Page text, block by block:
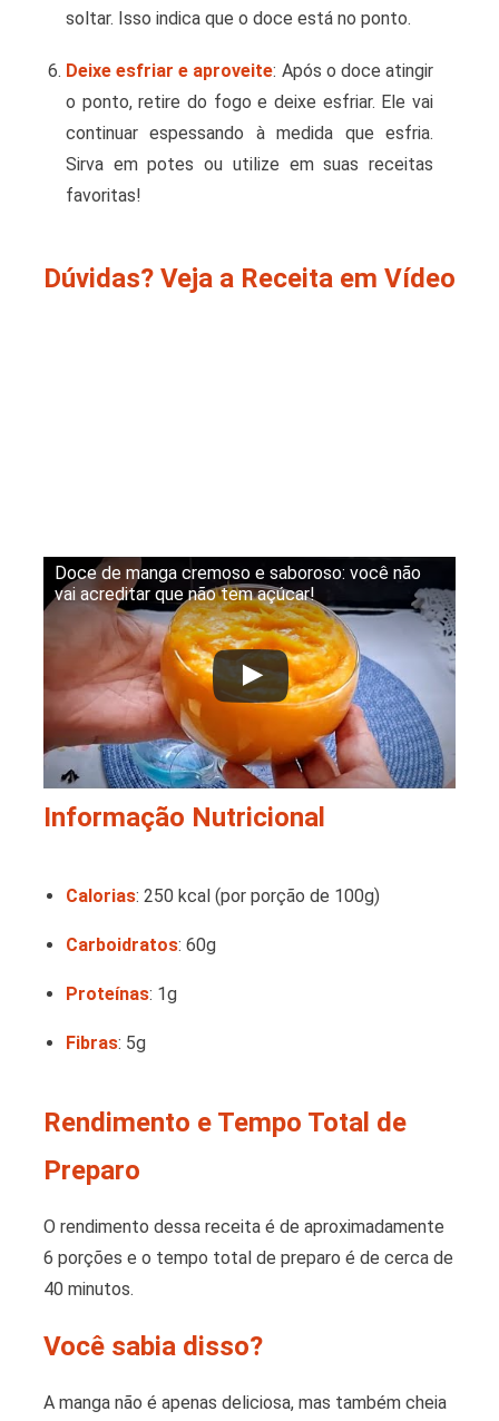
soltar. Isso indica que o doce está no ponto.
Deixe esfriar e aproveite: Após o doce atingir
o ponto, retire do fogo e deixe esfriar. Ele vai
continuar espessando à medida que esfria.
Sirva em potes ou utilize em suas receitas
favoritas!
Dúvidas? Veja a Receita em Vídeo
Doce de manga cremoso e saboroso: você não
vai acreditar que não tem açúcar!
Informação Nutricional
Calorias: 250 kcal (por porção de 100g)
Carboidratos: 60g
Proteínas: 1g
Fibras: 5g
Rendimento e Tempo Total de
Preparo
O rendimento dessa receita é de aproximadamente
6 porções e o tempo total de preparo é de cerca de
40 minutos.
Você sabia disso?
A manga não é apenas deliciosa, mas também cheia